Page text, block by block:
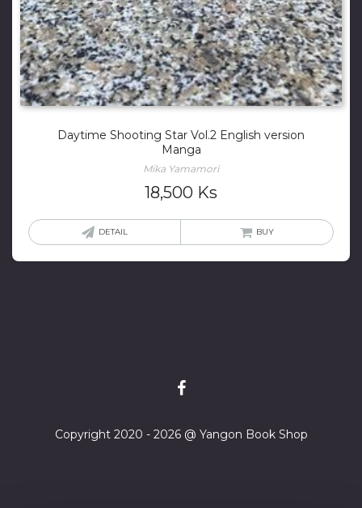
Daytime Shooting Star Vol.2 English version
Manga
Mika Yamamori
18,500 Ks
DETAIL BUY
Copyright 2020 - 2026 @ Yangon Book Shop